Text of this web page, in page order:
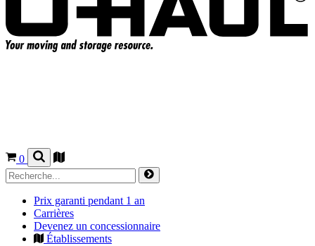
0
Prix garanti pendant 1 an
Carrières
Devenez un concessionnaire
Établissements